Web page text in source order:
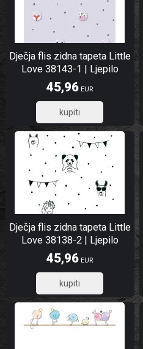
Dječja flis zidna tapeta Little
Love 38143-1 | Ljepilo
besplatno
45,96 EUR
36,77
Dječja flis zidna tapeta Little
Love 38138-2 | Ljepilo
besplatno
45,96 EUR
36,77